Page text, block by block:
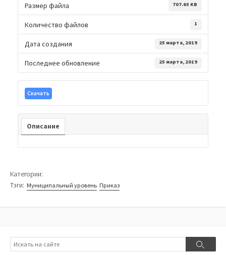
Размер файла 707.65 KB
Количество файлов 1
Дата создания 25 марта, 2019
Последнее обновление 25 марта, 2019
Скачать
Описание
Категории:
Тэги: Муниципальный уровень Приказ
Поиск
Поиск